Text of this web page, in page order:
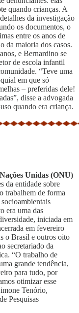
quando crianças. A
da investigação
os documentos, o
entre os anos de
da maioria dos casos.
e Bernardino se
de escola infantil
“Teve uma
em que só
– preferidas dele!
disse a advogada
quando era criança.
Unidas (ONU)
da entidade sobre
trabalhem de forma
era uma das
iniciada em
em fevereiro
o Brasil e outros oito
secretariado da
“O trabalho de
grande tendência,
para tudo, por
otimizar esse
Tenório,
Pesquisas